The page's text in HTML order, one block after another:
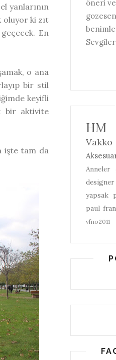
yanlarının
oluyor ki zıt
En
o ana
bir stil
keyifli
bir aktivite
işte tam da
öneri
HM
Vakko
Anneler
designer
yapsak
paul
vfno2011